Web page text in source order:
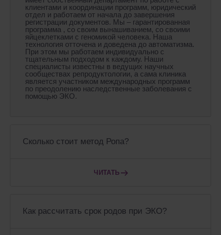
клиентами и координации программ, юридический
отдел и работаем от начала до завершения
регистрации документов. Мы – гарантированная
программа , со своим вынашиванием, со своими
яйцеклетками с геномикой человека. Наша
технология отточена и доведена до автоматизма.
При этом мы работаем индивидуально с
тщательным подходом к каждому. Наши
специалисты известны в ведущих научных
сообществах репродуктологии, а сама клиника
является участником международных программ
по преодолению наследственные заболевания с
помощью ЭКО.
Сколько стоит метод Ропа?
ЧИТАТЬ
Как рассчитать срок родов при ЭКО?